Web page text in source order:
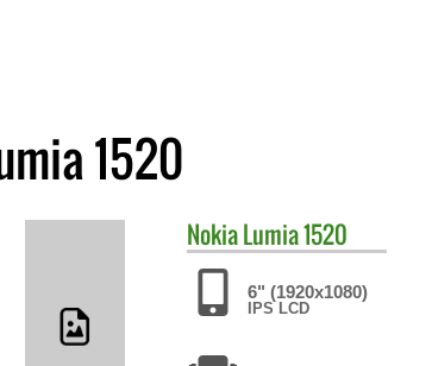
1520
NokiaLumia 1520
6" (1920x1080)
IPS LCD